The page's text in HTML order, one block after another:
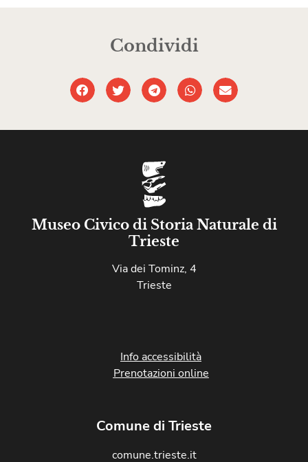
Condividi
Museo Civico di Storia Naturale di
Trieste
Via dei Tominz, 4
Trieste
Info accessibilità
Prenotazioni online
Comune di Trieste
comune.trieste.it